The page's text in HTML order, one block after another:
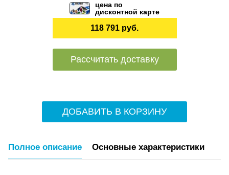
цена по
дисконтной карте
118 791 руб.
Рассчитать доставку
ДОБАВИТЬ В КОРЗИНУ
Полное описание Основные характеристики